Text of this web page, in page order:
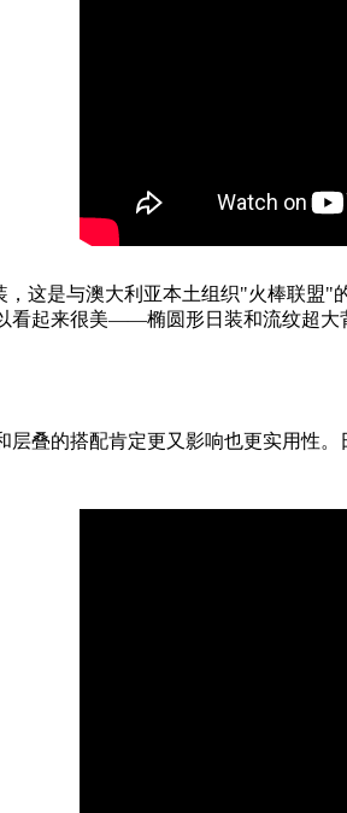
这是与澳大利亚本土组织"火棒联盟
看起来很美——椭圆形日装和流纹超大
叠的搭配肯定更又影响也更实用性